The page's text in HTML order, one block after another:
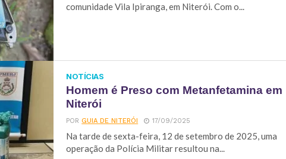
comunidade Vila Ipiranga, em Niterói. Com o...
NOTÍCIAS
Homem é Preso com Metanfetamina em
Niterói
PORGUIA DE NITERÓI 17/09/2025
Na tarde de sexta-feira, 12 de setembro de 2025, uma
operação da Polícia Militar resultou na...